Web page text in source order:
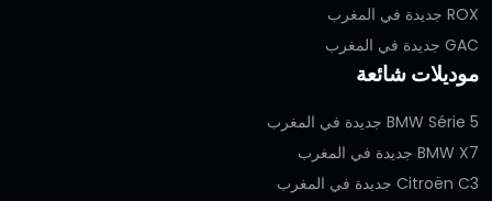
ROX جديدة في المغرب
GAC جديدة في المغرب
موديلات شائعة
BMW Série 5 جديدة في المغرب
BMW X7 جديدة في المغرب
Citroën C3 جديدة في المغرب